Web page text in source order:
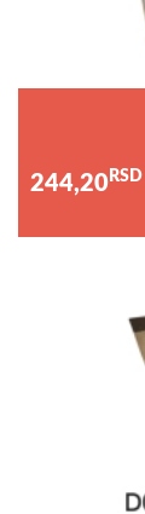
244,20 RSD